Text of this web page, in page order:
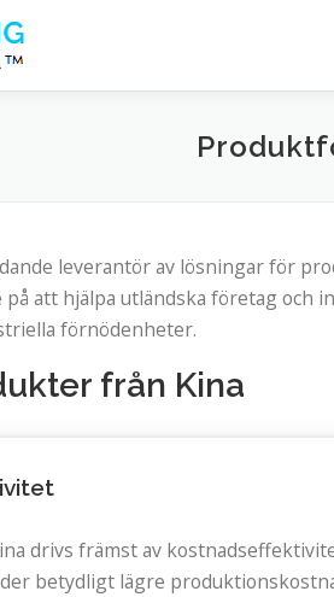
leverantör av lösningar för
på att hjälpa utländska företag
förnödenheter.
från Kina
drivs främst av
betydligt lägre